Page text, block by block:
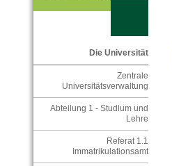
Die Universität
Zentrale
Universitätsverwaltung
Abteilung 1 - Studium und
Lehre
Referat 1.1
Immatrikulationsamt